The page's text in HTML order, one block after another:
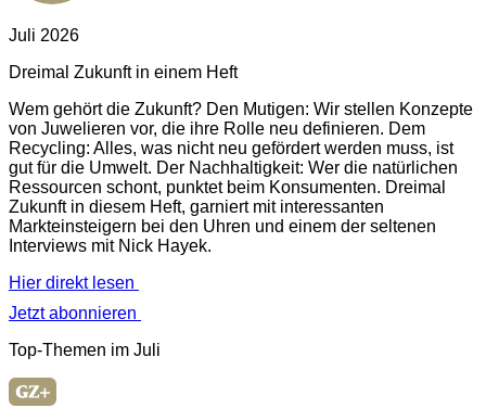
Juli 2026
Dreimal Zukunft in einem Heft
Wem gehört die Zukunft? Den Mutigen: Wir stellen Konzepte
von Juwelieren vor, die ihre Rolle neu definieren. Dem
Recycling: Alles, was nicht neu gefördert werden muss, ist
gut für die Umwelt. Der Nachhaltigkeit: Wer die natürlichen
Ressourcen schont, punktet beim Konsumenten. Dreimal
Zukunft in diesem Heft, garniert mit interessanten
Markteinsteigern bei den Uhren und einem der seltenen
Interviews mit Nick Hayek.
Hier direkt lesen
Jetzt abonnieren
Top-Themen im Juli